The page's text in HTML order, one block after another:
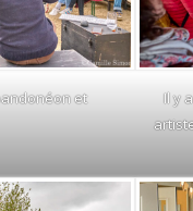
et
Il y